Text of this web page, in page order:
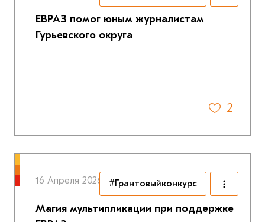
ЕВРАЗ помог юным журналистам
Гурьевского округа
2
16 Апреля 2026
Магия мультипликации при поддержке
#Грантовыйконкурс